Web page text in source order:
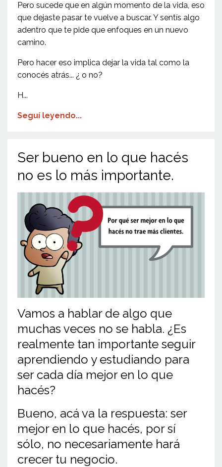
Pero sucede que en algún momento de la vida, eso
que dejaste pasar te vuelve a buscar. Y sentís algo
adentro que te pide que enfoques en un nuevo
camino.
Pero hacer eso implica dejar la vida tal como la
conocés atrás... ¿ o no?
H...
Seguí leyendo...
Ser bueno en lo que hacés
no es lo más importante.
Vamos a hablar de algo que
muchas veces no se habla. ¿Es
realmente tan importante seguir
aprendiendo y estudiando para
ser cada día mejor en lo que
hacés?
Bueno, acá va la respuesta: ser
mejor en lo que hacés, por sí
sólo, no necesariamente hará
crecer tu negocio.